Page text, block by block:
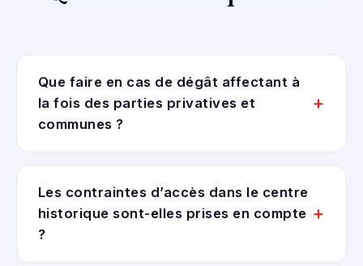
Que faire en cas de dégât affectant à
la fois des parties privatives et
communes ?
Les contraintes d’accès dans le centre
historique sont-elles prises en compte
?